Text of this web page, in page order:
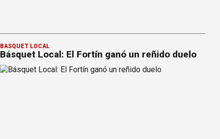
BÁSQUET LOCAL
Básquet Local: El Fortín ganó un reñido duelo